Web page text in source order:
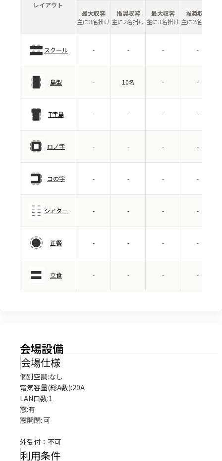
レイアウト
最大収容
主に3名掛け
推奨収容
主に2名掛け
最大収容
主に3名掛け
推奨収容
主に2名掛け
スクール - - - -
島型 - 10名 - -
T字島 - - - -
ロノ字 - - - -
コの字 - - - -
シアター - - - -
正餐 - - - -
立食 - - - -
会場設備
会場仕様
個別空調:なし
電気容量(総A数):20A
LAN口数:1
窓:有
窓開閉: 可
外受付：不可
利用条件